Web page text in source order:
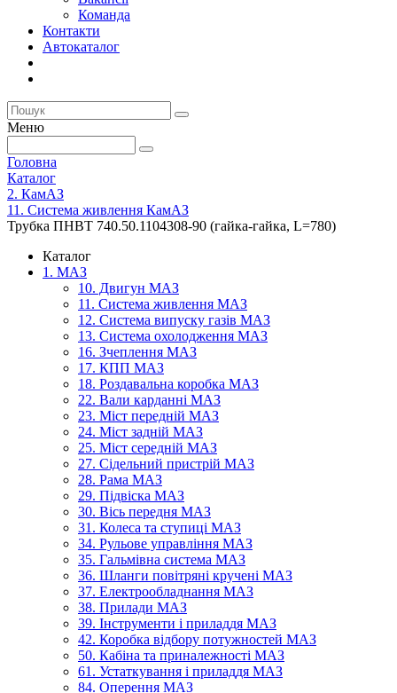
Команда
Контакти
Автокаталог
Меню
Головна
Каталог
2. КамАЗ
11. Система живлення КамАЗ
Трубка ПНВТ 740.50.1104308-90 (гайка-гайка, L=780)
Каталог
1. МАЗ
10. Двигун МАЗ
11. Система живлення МАЗ
12. Система випуску газів МАЗ
13. Система охолодження МАЗ
16. Зчеплення МАЗ
17. КПП МАЗ
18. Роздавальна коробка МАЗ
22. Вали карданні МАЗ
23. Міст передній МАЗ
24. Міст задній МАЗ
25. Міст середній МАЗ
27. Сідельний пристрій МАЗ
28. Рама МАЗ
29. Підвіска МАЗ
30. Вісь передня МАЗ
31. Колеса та ступиці МАЗ
34. Рульове управління МАЗ
35. Гальмівна система МАЗ
36. Шланги повітряні кручені МАЗ
37. Електрообладнання МАЗ
38. Прилади МАЗ
39. Інструменти і приладдя МАЗ
42. Коробка відбору потужностей МАЗ
50. Кабіна та приналежності МАЗ
61. Устаткування і приладдя МАЗ
84. Оперення МАЗ